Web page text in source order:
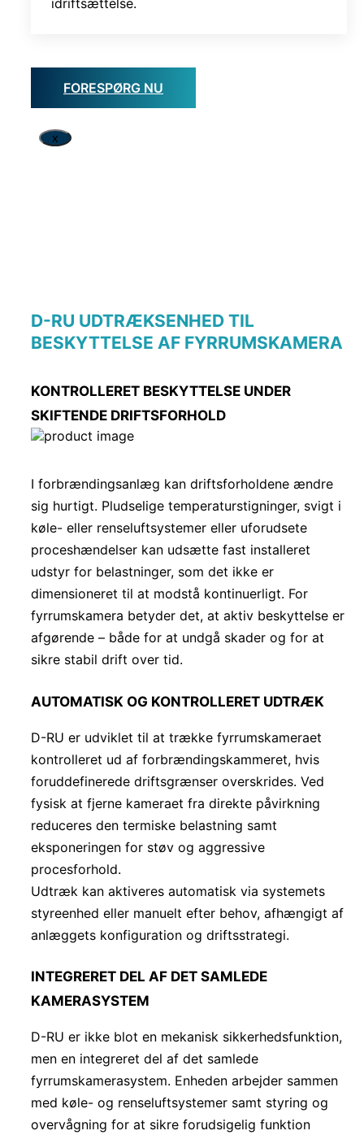
idriftsættelse.
FORESPØRG NU
x
D-RU UDTRÆKSENHED TIL
BESKYTTELSE AF FYRRUMSKAMERA
KONTROLLERET BESKYTTELSE UNDER
SKIFTENDE DRIFTSFORHOLD
I forbrændingsanlæg kan driftsforholdene ændre
sig hurtigt. Pludselige temperaturstigninger, svigt i
køle- eller renseluftsystemer eller uforudsete
proceshændelser kan udsætte fast installeret
udstyr for belastninger, som det ikke er
dimensioneret til at modstå kontinuerligt. For
fyrrumskamera betyder det, at aktiv beskyttelse er
afgørende – både for at undgå skader og for at
sikre stabil drift over tid.
AUTOMATISK OG KONTROLLERET UDTRÆK
D-RU er udviklet til at trække fyrrumskameraet
kontrolleret ud af forbrændingskammeret, hvis
foruddefinerede driftsgrænser overskrides. Ved
fysisk at fjerne kameraet fra direkte påvirkning
reduceres den termiske belastning samt
eksponeringen for støv og aggressive
procesforhold.
Udtræk kan aktiveres automatisk via systemets
styreenhed eller manuelt efter behov, afhængigt af
anlæggets konfiguration og driftsstrategi.
INTEGRERET DEL AF DET SAMLEDE
KAMERASYSTEM
D-RU er ikke blot en mekanisk sikkerhedsfunktion,
men en integreret del af det samlede
fyrrumskamerasystem. Enheden arbejder sammen
med køle- og renseluftsystemer samt styring og
overvågning for at sikre forudsigelig funktion